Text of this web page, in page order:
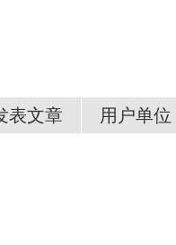
表文章 用户单位
2020）。